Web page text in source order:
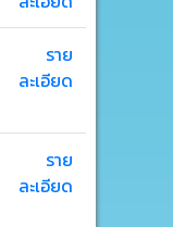
ราย
ละเอียด
ราย
ละเอียด